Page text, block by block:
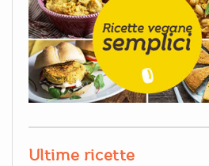
Ultime ricette